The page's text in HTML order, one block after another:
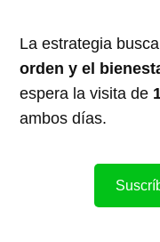
La estrategia
orden y el
espera la visita de
ambos días.